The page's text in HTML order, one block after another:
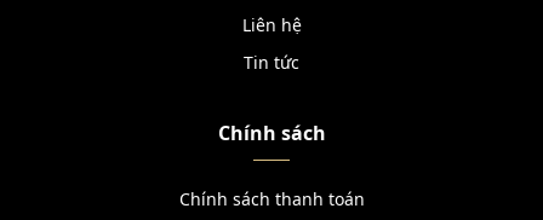
Liên hệ
Tin tức
Chính sách
Chính sách thanh toán